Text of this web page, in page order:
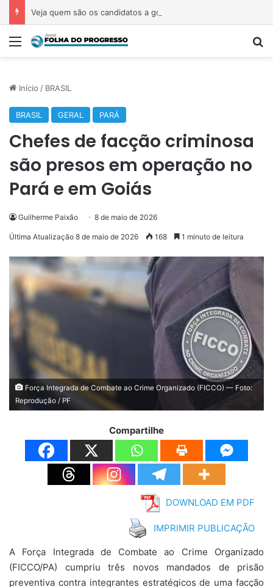
Menu
Início / BRASIL
BRASIL GERAL PARÁ
Chefes de facção criminosa
são presos em operação no
Pará e em Goiás
Guilherme Paixão 8 de maio de 2026
Última Atualização 8 de maio de 2026 168 1 minuto de leitura
Força Integrada de Combate ao Crime Organizado (FICCO) — Foto:
Reprodução / PF
Compartilhe
DOWNLOAD EM PDF
IMPRIMIR PUBLICAÇÃO
A Força Integrada de Combate ao Crime Organizado
(FICCO/PA) cumpriu três novos mandados de prisão
preventiva contra integrantes estratégicos de uma facção